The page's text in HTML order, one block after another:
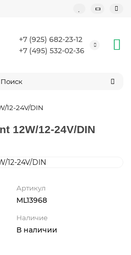
+7 (925) 682-23-12
+7 (495) 532-02-36
12-24V/DIN
12W/12-24V/DIN
Артикул
ML13968
Наличие
В наличии